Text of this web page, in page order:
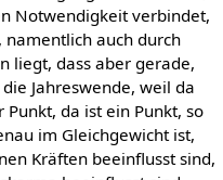
Notwendigkeit verbindet,
namentlich auch durch
liegt, dass aber gerade,
Jahreswende, weil da
da ist ein Punkt, so
im Gleichgewicht ist,
Kräften beeinflusst sind,